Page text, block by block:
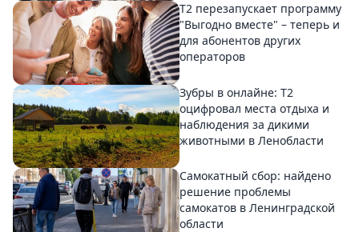
Т2 перезапускает программу
"Выгодно вместе" – теперь и
для абонентов других
операторов
Зубры в онлайне: Т2
оцифровал места отдыха и
наблюдения за дикими
животными в Ленобласти
Самокатный сбор: найдено
решение проблемы
самокатов в Ленинградской
области